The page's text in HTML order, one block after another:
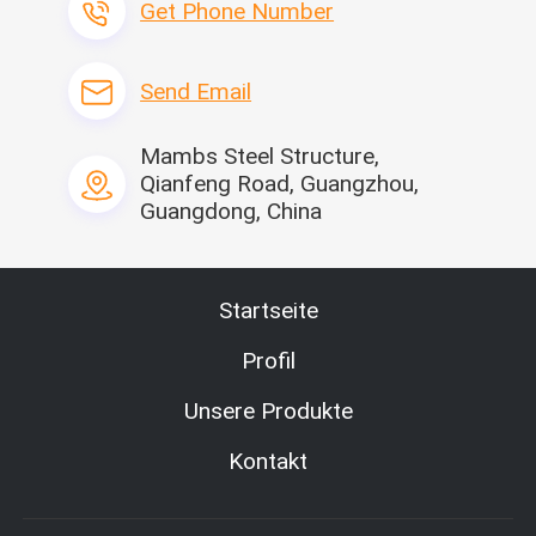
Get Phone Number
Send Email
Mambs Steel Structure,
Qianfeng Road, Guangzhou,
Guangdong, China
Startseite
Profil
Unsere Produkte
Kontakt